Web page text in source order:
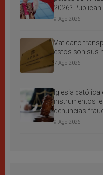
2026?
9 Ago 2026
Vaticano
estos son sus
7 Ago 2026
Iglesia católica
instrumentos
denuncias
9 Ago 2026